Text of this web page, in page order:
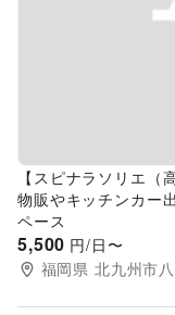
Previous slide
【スピナラソリエ
物販やキッチンカー
ペース
5,500 円/日〜
福岡県 北九州市